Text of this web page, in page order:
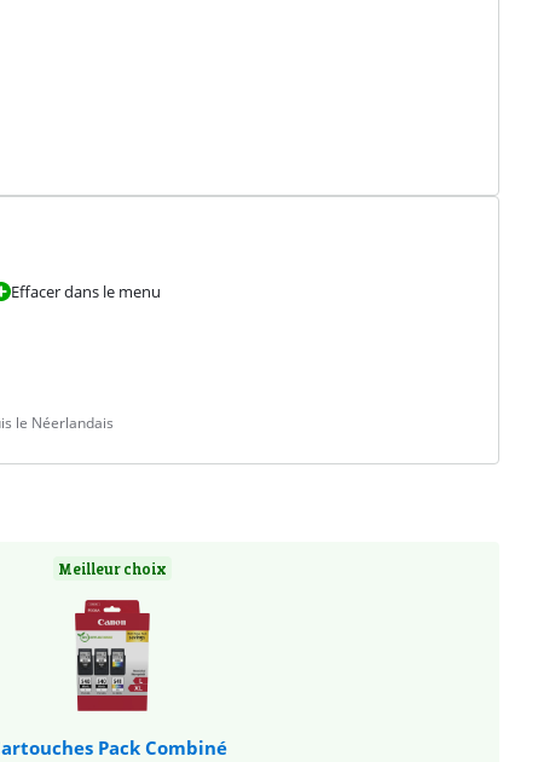
Effacer dans le menu
le Néerlandais
Meilleur choix
Pack Combiné